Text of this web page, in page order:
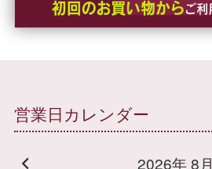
営業日カレンダー
2026年 8月